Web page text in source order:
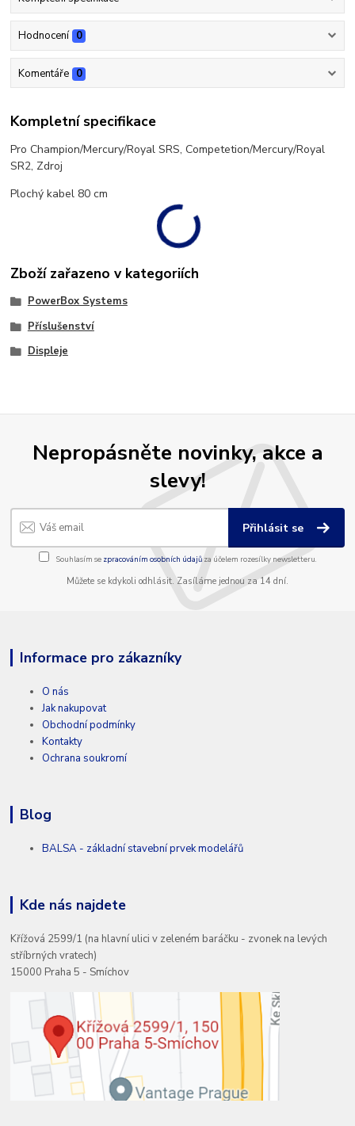
Hodnocení 0
Komentáře 0
Kompletní specifikace
Pro Champion/Mercury/Royal SRS, Competetion/Mercury/Royal
SR2, Zdroj
Plochý kabel 80 cm
Zboží zařazeno v kategoriích
PowerBox Systems
Příslušenství
Displeje
Nepropásněte novinky, akce a
slevy!
Přihlásit se
Souhlasím se zpracováním osobních údajůza účelem rozesílky newsletteru.
Můžete se kdykoli odhlásit. Zasíláme jednou za 14 dní.
Informace pro zákazníky
O nás
Jak nakupovat
Obchodní podmínky
Kontakty
Ochrana soukromí
Blog
BALSA - základní stavební prvek modelářů
Kde nás najdete
Křížová 2599/1 (na hlavní ulici v zeleném baráčku - zvonek na levých
stříbrných vratech)
15000 Praha 5 - Smíchov